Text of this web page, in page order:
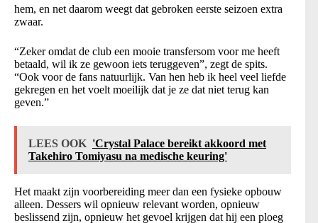
hem, en net daarom weegt dat gebroken eerste seizoen extra
zwaar.
“Zeker omdat de club een mooie transfersom voor me heeft
betaald, wil ik ze gewoon iets teruggeven”, zegt de spits.
“Ook voor de fans natuurlijk. Van hen heb ik heel veel liefde
gekregen en het voelt moeilijk dat je ze dat niet terug kan
geven.”
LEES OOK 'Crystal Palace bereikt akkoord met
Takehiro Tomiyasu na medische keuring'
Het maakt zijn voorbereiding meer dan een fysieke opbouw
alleen. Dessers wil opnieuw relevant worden, opnieuw
beslissend zijn, opnieuw het gevoel krijgen dat hij een ploeg